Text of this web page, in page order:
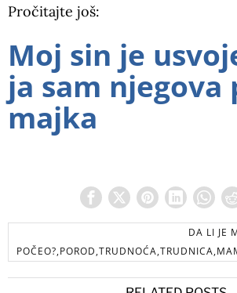
Pročitajte još:
Moj sin je
ja sam njegova
majka
DA LI JE